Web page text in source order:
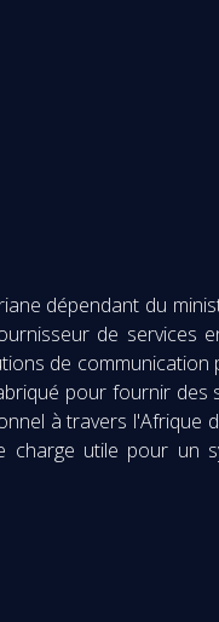
dépendant du
de services
de
pour fournir des
à travers l'Afrique
charge utile pour